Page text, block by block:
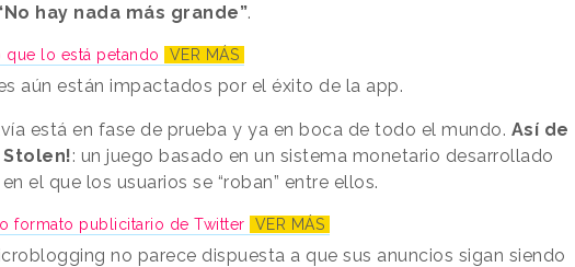
hay nada más grande”.
que lo está petando VER MÁS
aún están impactados por el éxito de la app.
está en fase de prueba y ya en boca de todo el mundo. Así de
: un juego basado en un sistema monetario desarrollado
el que los usuarios se “roban” entre ellos.
formato publicitario de Twitter VER MÁS
no parece dispuesta a que sus anuncios sigan siendo